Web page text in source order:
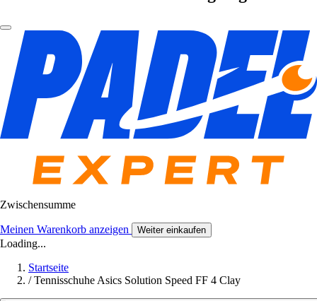
Zwischensumme
Meinen Warenkorb anzeigen Weiter einkaufen
Loading...
Startseite
/ Tennisschuhe Asics Solution Speed FF 4 Clay